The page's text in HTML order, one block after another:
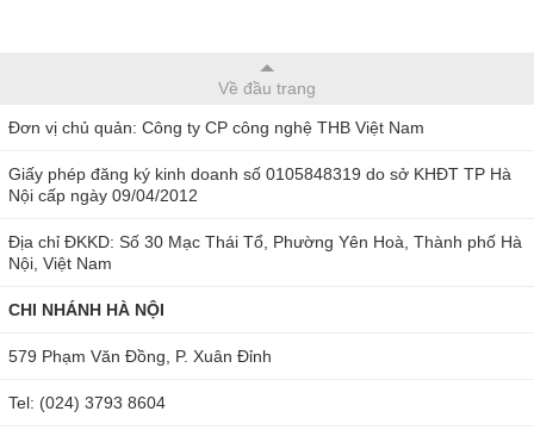
Lưu ý khi sử dụng chân đế kính hiển vi
Dino-Lite RK-06
Để tối ưu khi thao tác sử dụng kính hiển vi với chân đế
Hạn chế làm rơi vỡ vì có thể làm giảm tuổi thọ, khả năng
điều chỉnh của sản phẩm.
động.
Chọn vị trí đặt có độ thăng bằng sao cho thuận tiện nhất
Về đầu trang
Đơn vị chủ quản: Công ty CP công nghệ THB Việt Nam
Giấy phép đăng ký kinh doanh số 0105848319 do sở KHĐT TP Hà
Nội cấp ngày 09/04/2012
Địa chỉ ĐKKD: Số 30 Mạc Thái Tổ, Phường Yên Hoà, Thành phố Hà
Nội, Việt Nam
CHI NHÁNH HÀ NỘI
579 Phạm Văn Đồng, P. Xuân Đỉnh
Tel: (024) 3793 8604